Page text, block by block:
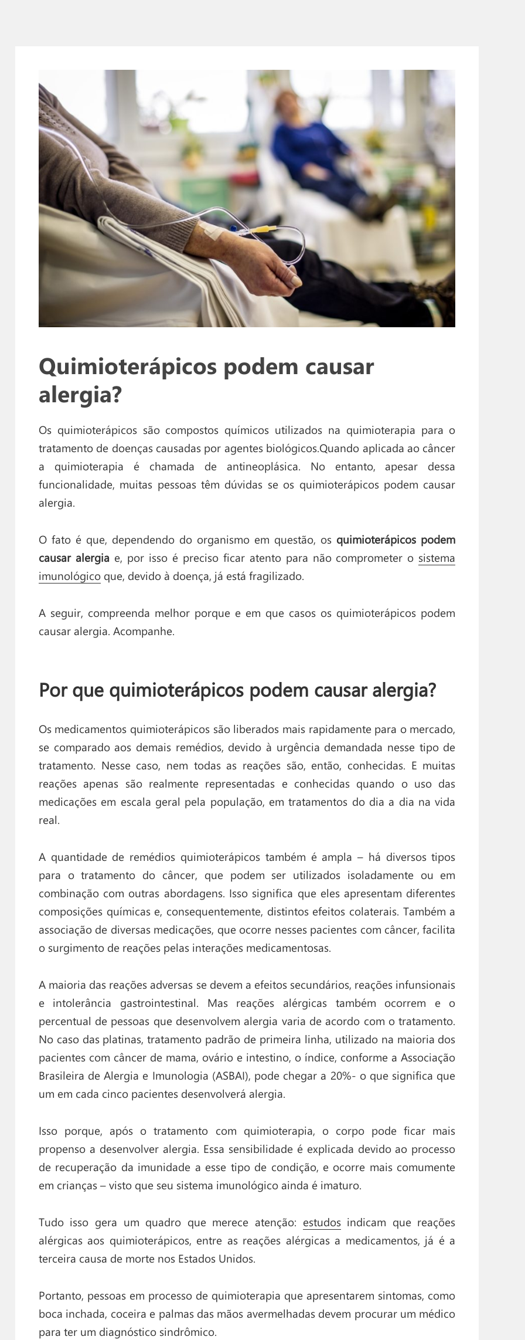
Quimioterápicos podem causar
alergia?
Os quimioterápicos são compostos químicos utilizados na quimioterapia para o
tratamento de doenças causadas por agentes biológicos.Quando aplicada ao câncer
a quimioterapia é chamada de antineoplásica. No entanto, apesar dessa
funcionalidade, muitas pessoas têm dúvidas se os quimioterápicos podem causar
alergia.
O fato é que, dependendo do organismo em questão, os quimioterápicos podem
causar alergia e, por isso é preciso ficar atento para não comprometer o sistema
imunológicoque, devido à doença, já está fragilizado.
A seguir, compreenda melhor porque e em que casos os quimioterápicos podem
causar alergia. Acompanhe.
Por que quimioterápicos podem causar alergia?
Os medicamentos quimioterápicos são liberados mais rapidamente para o mercado,
se comparado aos demais remédios, devido à urgência demandada nesse tipo de
tratamento. Nesse caso, nem todas as reações são, então, conhecidas. E muitas
reações apenas são realmente representadas e conhecidas quando o uso das
medicações em escala geral pela população, em tratamentos do dia a dia na vida
real.
A quantidade de remédios quimioterápicos também é ampla – há diversos tipos
para o tratamento do câncer, que podem ser utilizados isoladamente ou em
combinação com outras abordagens. Isso significa que eles apresentam diferentes
composições químicas e, consequentemente, distintos efeitos colaterais. Também a
associação de diversas medicações, que ocorre nesses pacientes com câncer, facilita
o surgimento de reações pelas interações medicamentosas.
A maioria das reações adversas se devem a efeitos secundários, reações infunsionais
e intolerância gastrointestinal. Mas reações alérgicas também ocorrem e o
percentual de pessoas que desenvolvem alergia varia de acordo com o tratamento.
No caso das platinas, tratamento padrão de primeira linha, utilizado na maioria dos
pacientes com câncer de mama, ovário e intestino, o índice, conforme a Associação
Brasileira de Alergia e Imunologia (ASBAI), pode chegar a 20%- o que significa que
um em cada cinco pacientes desenvolverá alergia.
Isso porque, após o tratamento com quimioterapia, o corpo pode ficar mais
propenso a desenvolver alergia. Essa sensibilidade é explicada devido ao processo
de recuperação da imunidade a esse tipo de condição, e ocorre mais comumente
em crianças – visto que seu sistema imunológico ainda é imaturo.
Tudo isso gera um quadro que merece atenção: estudosindicam que reações
alérgicas aos quimioterápicos, entre as reações alérgicas a medicamentos, já é a
terceira causa de morte nos Estados Unidos.
Portanto, pessoas em processo de quimioterapia que apresentarem sintomas, como
boca inchada, coceira e palmas das mãos avermelhadas devem procurar um médico
para ter um diagnóstico sindrômico.